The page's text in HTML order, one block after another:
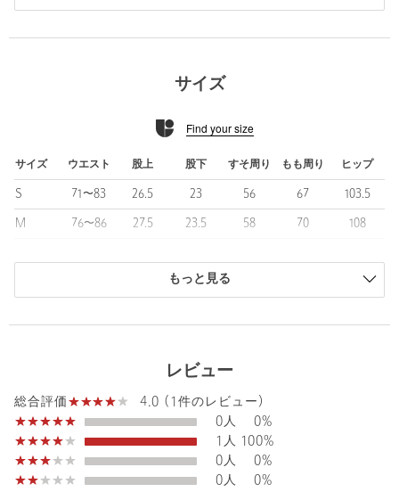
■素材
適度な伸縮性も兼ね備え、快適な動きやすさを実現しています。
ティブなスタイリングがおすすめ。
凹凸のある素材感を活かしつつ、無地Tシャツやシャツと組み合わ
せることで、洗練された大人カジュアルに仕上がります。
伸縮：あり
============================
【注意事項】
※商品に「取り扱い上の注意書き」、「洗濯表示」がございます
場合は、使用前に必ずご確認ください。
※商品画像は、光の当たり具合やパソコンなどの閲覧環境によ
り、実際の色味と異なって見える場合がございます。あらかじめ
サイズ
Find your size
サイズ ウエスト 股上 股下 すそ周り もも周り ヒップ
S 71〜83 26.5 23 56 67 103.5
M 76〜86 27.5 23.5 58 70 108
商品は、独自の採寸方法により採寸されています。
Rise length
Hip
108cm
Waist 76〜86cm
もっと見る
レビュー
総合評価
4.0 (1件のレビュー)
0人
0%
1人 100%
0人
0%
0人
0%